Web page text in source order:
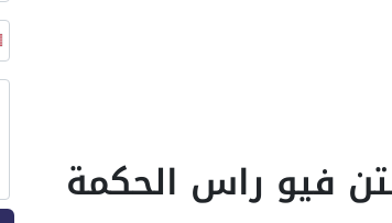
فيو راس الحكمة